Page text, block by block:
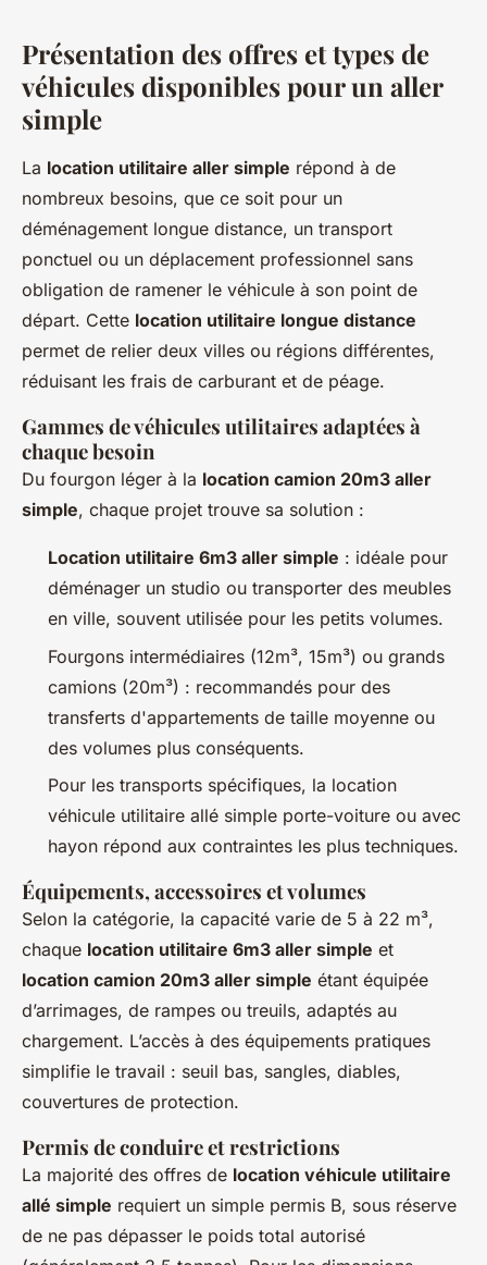
Présentation des offres et types de
véhicules disponibles pour un aller
simple
La location utilitaire aller simple répond à de
nombreux besoins, que ce soit pour un
déménagement longue distance, un transport
ponctuel ou un déplacement professionnel sans
obligation de ramener le véhicule à son point de
départ. Cette location utilitaire longue distance
permet de relier deux villes ou régions différentes,
réduisant les frais de carburant et de péage.
Gammes de véhicules utilitaires adaptées à
chaque besoin
Du fourgon léger à la location camion 20m3 aller
simple, chaque projet trouve sa solution :
Location utilitaire 6m3 aller simple : idéale pour
déménager un studio ou transporter des meubles
en ville, souvent utilisée pour les petits volumes.
Fourgons intermédiaires (12m³, 15m³) ou grands
camions (20m³) : recommandés pour des
transferts d'appartements de taille moyenne ou
des volumes plus conséquents.
Pour les transports spécifiques, la location
véhicule utilitaire allé simple porte-voiture ou avec
hayon répond aux contraintes les plus techniques.
Équipements, accessoires et volumes
Selon la catégorie, la capacité varie de 5 à 22 m³,
chaque location utilitaire 6m3 aller simple et
location camion 20m3 aller simple étant équipée
d’arrimages, de rampes ou treuils, adaptés au
chargement. L’accès à des équipements pratiques
simplifie le travail : seuil bas, sangles, diables,
couvertures de protection.
Permis de conduire et restrictions
La majorité des offres de location véhicule utilitaire
allé simple requiert un simple permis B, sous réserve
de ne pas dépasser le poids total autorisé